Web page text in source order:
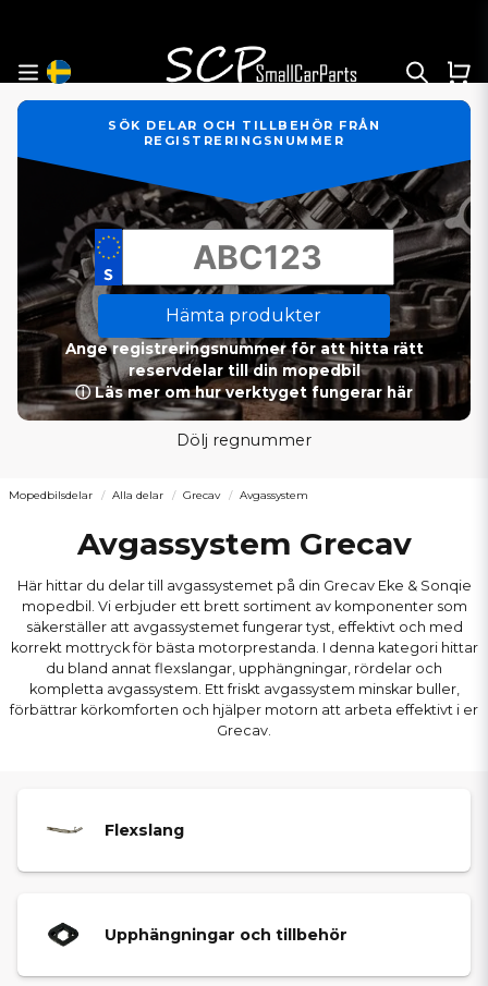
SÖK DELAR OCH TILLBEHÖR FRÅN
REGISTRERINGSNUMMER
Hämta produkter
Ange registreringsnummer för att hitta rätt
reservdelar till din mopedbil
ⓘ Läs mer om hur verktyget fungerar här
Dölj regnummer
Mopedbilsdelar Alla delar Grecav Avgassystem
Avgassystem Grecav
Här hittar du delar till avgassystemet på din Grecav Eke & Sonqie
mopedbil. Vi erbjuder ett brett sortiment av komponenter som
säkerställer att avgassystemet fungerar tyst, effektivt och med
korrekt mottryck för bästa motorprestanda. I denna kategori hittar
du bland annat flexslangar, upphängningar, rördelar och
kompletta avgassystem. Ett friskt avgassystem minskar buller,
förbättrar körkomforten och hjälper motorn att arbeta effektivt i er
Grecav.
Flexslang
Upphängningar och tillbehör